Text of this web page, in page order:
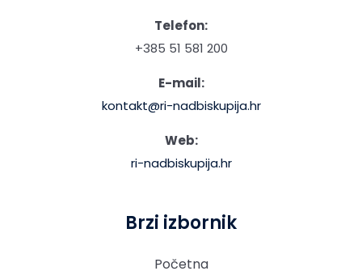
Telefon:
+385 51 581 200
E-mail:
kontakt@ri-nadbiskupija.hr
Web:
ri-nadbiskupija.hr
Brzi izbornik
Početna